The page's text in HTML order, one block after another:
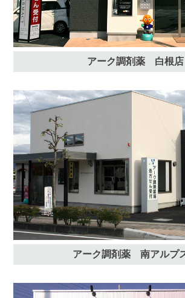
アーク調剤薬 白根店
アーク調剤薬 南アルプ